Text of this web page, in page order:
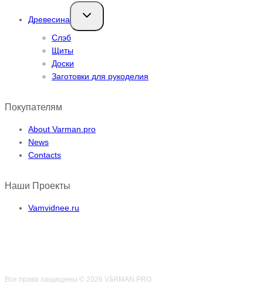
Древесина
Переключить
дочернее
Слэб
Щиты
Доски
Заготовки для рукоделия
Покупателям
About Varman.pro
News
Contacts
Наши Проекты
Vamvidnee.ru
Все права защищены © 2026 VӑRMAN.PRO